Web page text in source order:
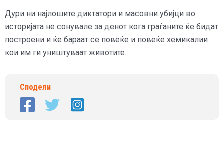
Дури ни најлошите диктатори и масовни убијци во
историјата не сонувале за денот кога граѓаните ќе бидат
построени и ќе бараат се повеќе и повеќе хемикалии
кои им ги уништуваат животите.
Сподели